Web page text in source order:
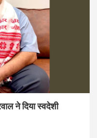
ने दिया स्वदेशी